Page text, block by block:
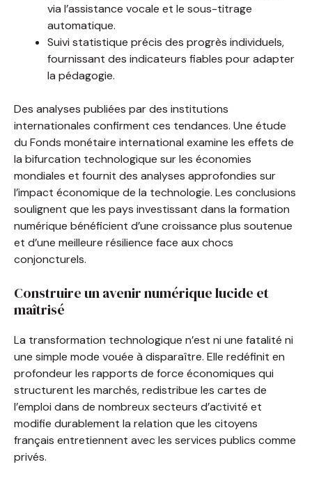
via l’assistance vocale et le sous-titrage
automatique.
Suivi statistique précis des progrès individuels,
fournissant des indicateurs fiables pour adapter
la pédagogie.
Des analyses publiées par des institutions
internationales confirment ces tendances. Une étude
du Fonds monétaire international examine les effets de
la bifurcation technologique sur les économies
mondiales et fournit des analyses approfondies sur
l’impact économique de la technologie. Les conclusions
soulignent que les pays investissant dans la formation
numérique bénéficient d’une croissance plus soutenue
et d’une meilleure résilience face aux chocs
conjoncturels.
Construire un avenir numérique lucide et
maîtrisé
La transformation technologique n’est ni une fatalité ni
une simple mode vouée à disparaître. Elle redéfinit en
profondeur les rapports de force économiques qui
structurent les marchés, redistribue les cartes de
l’emploi dans de nombreux secteurs d’activité et
modifie durablement la relation que les citoyens
français entretiennent avec les services publics comme
privés.